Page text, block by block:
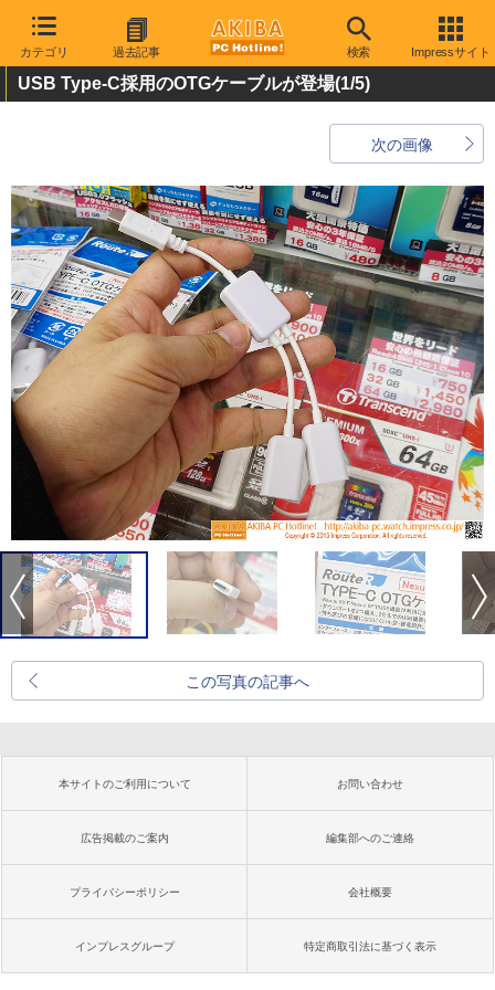
カテゴリ 過去記事 検索 Impressサイト
USB Type-C採用のOTGケーブルが登場(1/5)
次の画像
この写真の記事へ
本サイトのご利用について お問い合わせ
広告掲載のご案内 編集部へのご連絡
プライバシーポリシー 会社概要
インプレスグループ 特定商取引法に基づく表示